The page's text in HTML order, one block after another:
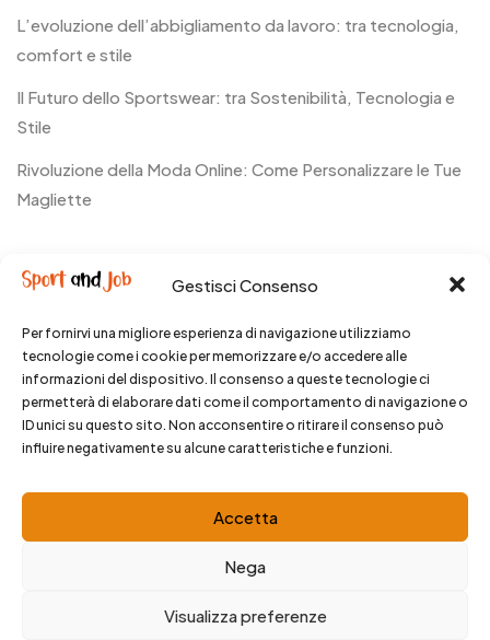
Gestisci Consenso
Per fornirvi una migliore esperienza di navigazione utilizziamo
tecnologie come i cookie per memorizzare e/o accedere alle
informazioni del dispositivo. Il consenso a queste tecnologie ci
permetterà di elaborare dati come il comportamento di navigazione o
ID unici su questo sito. Non acconsentire o ritirare il consenso può
influire negativamente su alcune caratteristiche e funzioni.
Accetta
Nega
Visualizza preferenze
L’evoluzione dell’abbigliamento da lavoro: tra tecnologia,
comfort e stile
Il Futuro dello Sportswear: tra Sostenibilità, Tecnologia e
Stile
Rivoluzione della Moda Online: Come Personalizzare le Tue
Magliette
© 2025 SportandJob. All rights reserved.